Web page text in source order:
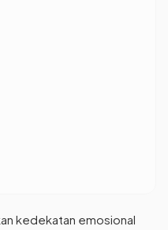
kedekatan emosional